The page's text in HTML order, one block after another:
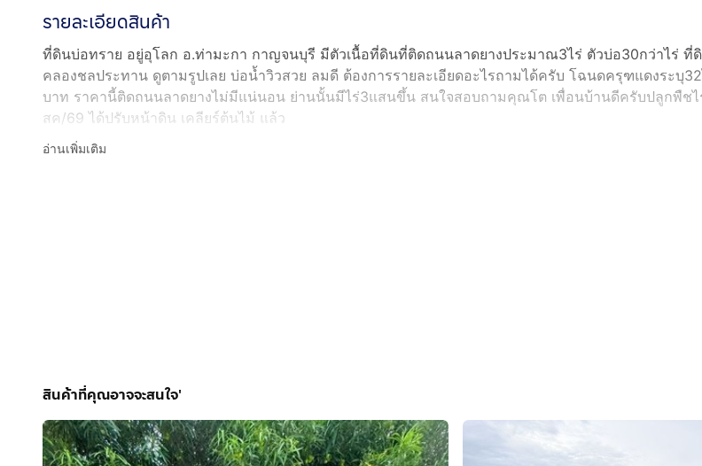
รายละเอียดสินค้า
ที่ดินบ่อทราย อยู่อุโลก อ.ท่ามะกา กาญจนบุรี มีตัวเนื้อที่ดินที่ติดถนนลาดยางประมาณ3ไร่ ตัวบ่อ30กว่าไร่ ที่ดิ
คลองชลประทาน ดูตามรูปเลย บ่อน้ำวิวสวย ลมดี ต้องการรายละเอียดอะไรถามได้ครับ โฉนดครุฑแดงระบุ
บาท ราคานี้ติดถนนลาดยางไม่มีแน่นอน ย่านนั้นมีไร่3แสนขึ้น สนใจสอบถามคุณโต เพื่อนบ้านดีครับปลูกพืชไ
สค/69 ได้ปรับหน้าดิน เคลียร์ต้นไม้ แล้ว
อ่านเพิ่มเติม
สินค้าที่คุณอาจจะสนใจ'